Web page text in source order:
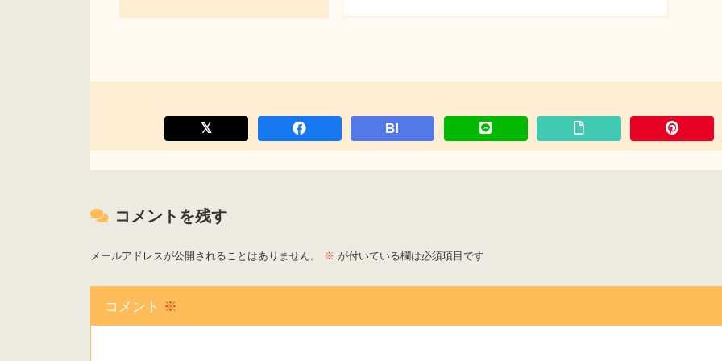
B!
コメントを残す
メールアドレスが公開されることはありません。 ※ が付いている欄は必須項目です
コメント ※